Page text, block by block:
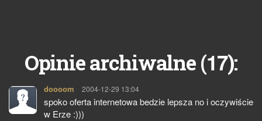
Opinie archiwalne (17):
doooom pisze:
2004-12-29 13:04
spoko oferta internetowa bedzie lepsza no i oczywiście
w Erze :)))